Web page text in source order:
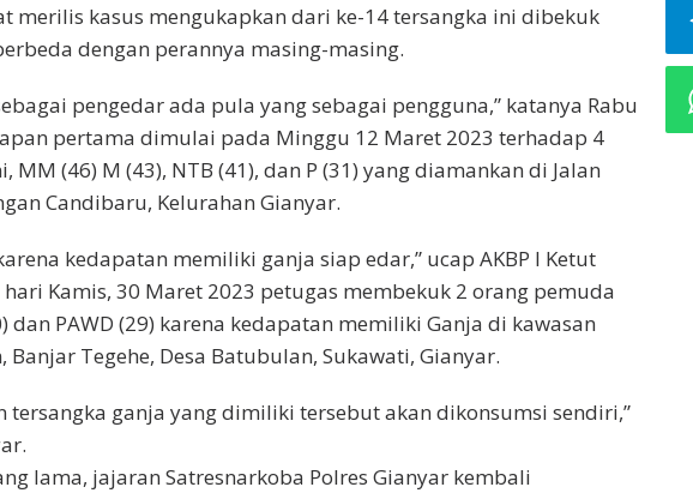
merilis kasus mengukapkan dari ke-14 tersangka ini dibekuk
dengan perannya masing-masing.
pengedar ada pula yang sebagai pengguna,” katanya Rabu
pertama dimulai pada Minggu 12 Maret 2023 terhadap 4
MM (46) M (43), NTB (41), dan P (31) yang diamankan di Jalan
Candibaru, Kelurahan Gianyar.
kedapatan memiliki ganja siap edar,” ucap AKBP I Ketut
Kamis, 30 Maret 2023 petugas membekuk 2 orang pemuda
dan PAWD (29) karena kedapatan memiliki Ganja di kawasan
Banjar Tegehe, Desa Batubulan, Sukawati, Gianyar.
tersangka ganja yang dimiliki tersebut akan dikonsumsi sendiri,”
lama, jajaran Satresnarkoba Polres Gianyar kembali